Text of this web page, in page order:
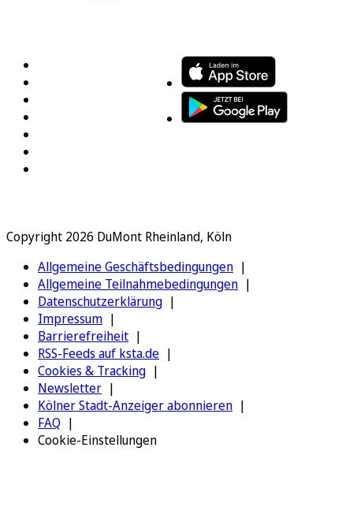
Copyright 2026 DuMont Rheinland, Köln
Allgemeine Geschäftsbedingungen
Allgemeine Teilnahmebedingungen
Datenschutzerklärung
Impressum
Barrierefreiheit
RSS-Feeds auf ksta.de
Cookies & Tracking
Newsletter
Kölner Stadt-Anzeiger abonnieren
FAQ
Cookie-Einstellungen